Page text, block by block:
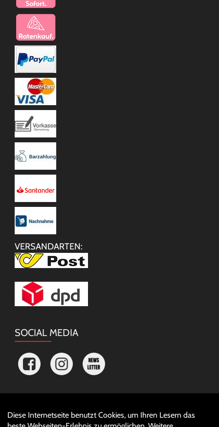
VERSANDARTEN:
SOCIAL MEDIA
Diese Internetseite benutzt Cookies, um Ihren Lesern das
Auftrag widerrufen